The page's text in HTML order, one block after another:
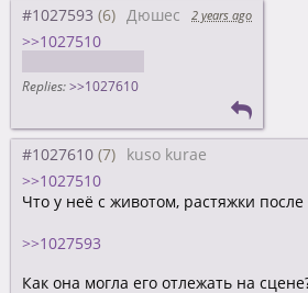
#1027593 Дюшес 2 years ago
>>1027510
Replies: >>1027610
#1027610 kuso kurae
>>1027510
Что у неё с животом, растяжки
>>1027593
Как она могла его отлежать на